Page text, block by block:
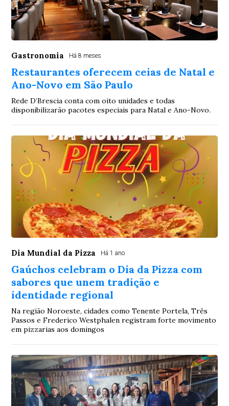
Gastronomia Há 8 meses
Restaurantes oferecem ceias de Natal e
Ano-Novo em São Paulo
Rede D’Brescia conta com oito unidades e todas
disponibilizarão pacotes especiais para Natal e Ano-Novo.
Dia Mundial da Pizza Há 1 ano
Gaúchos celebram o Dia da Pizza com
sabores que unem tradição e
identidade regional
Na região Noroeste, cidades como Tenente Portela, Três
Passos e Frederico Westphalen registram forte movimento
em pizzarias aos domingos